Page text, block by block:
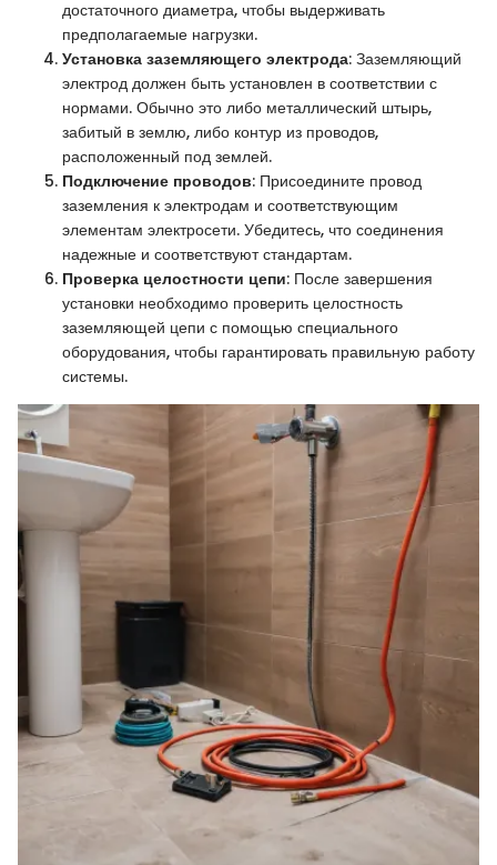
достаточного диаметра, чтобы выдерживать
предполагаемые нагрузки.
Установка заземляющего электрода: Заземляющий
электрод должен быть установлен в соответствии с
нормами. Обычно это либо металлический штырь,
забитый в землю, либо контур из проводов,
расположенный под землей.
Подключение проводов: Присоедините провод
заземления к электродам и соответствующим
элементам электросети. Убедитесь, что соединения
надежные и соответствуют стандартам.
Проверка целостности цепи: После завершения
установки необходимо проверить целостность
заземляющей цепи с помощью специального
оборудования, чтобы гарантировать правильную работу
системы.